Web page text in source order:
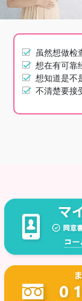
虽然想做检
想在有可靠
想知道是不
不清楚要接